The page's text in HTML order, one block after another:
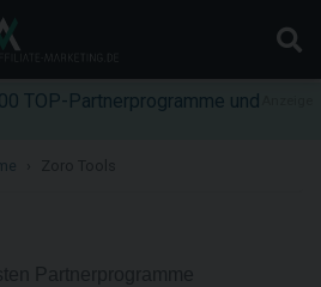
TOP-Partnerprogramme und